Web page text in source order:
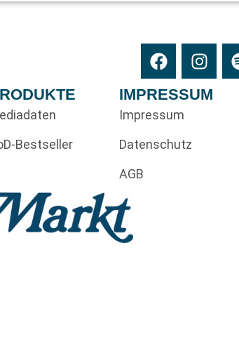
Bestseller
IMPRESSUM
Impressum
Datenschutz
AGB